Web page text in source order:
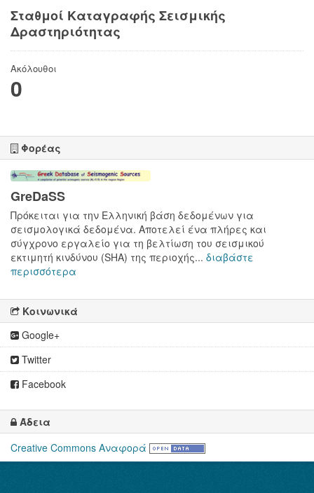
Σταθμοί Καταγραφής Σεισμικής
Δραστηριότητας
Ακόλουθοι
0
Φορέας
GreDaSS
Πρόκειται για την Ελληνική βάση δεδομένων για
σεισμολογικά δεδομένα. Αποτελεί ένα πλήρες και
σύγχρονο εργαλείο για τη βελτίωση του σεισμικού
εκτιμητή κινδύνου (SHA) της περιοχής... διαβάστε
περισσότερα
Κοινωνικά
Google+
Twitter
Facebook
Άδεια
Creative Commons Αναφορά